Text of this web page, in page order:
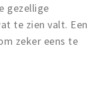
gezellige
te zien valt. Een
zeker eens te